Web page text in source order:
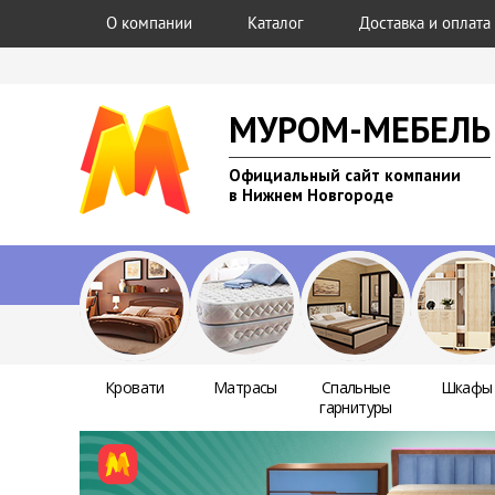
О компании Каталог Доставка и оплата
МУРОМ-МЕБЕЛЬ
Официальный сайт компании
в Нижнем Новгороде
Кровати Матрасы
Спальные
гарнитуры
Шкафы